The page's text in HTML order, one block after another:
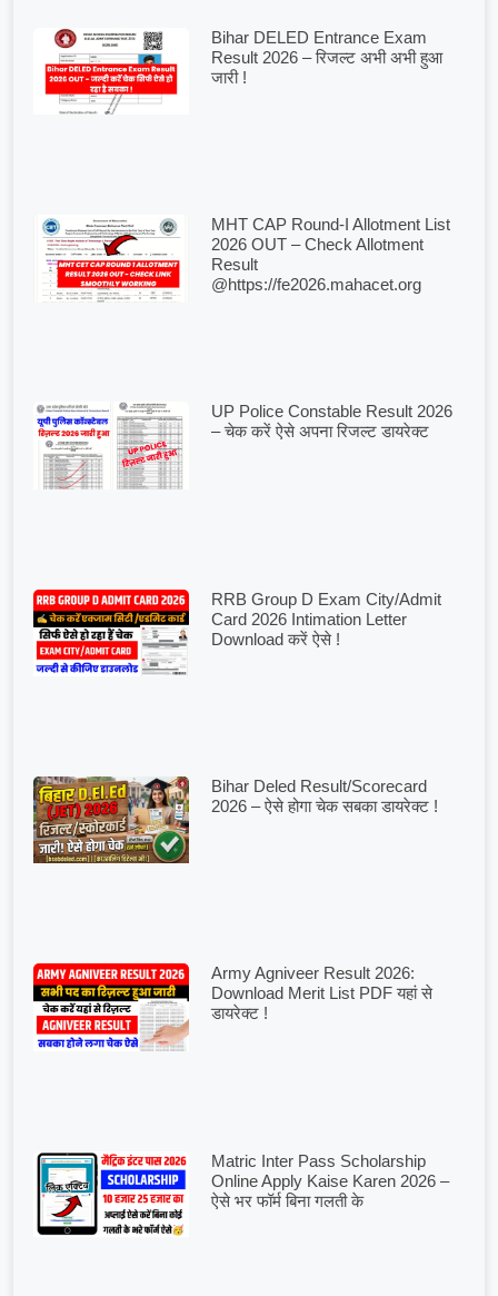
Bihar DELED Entrance Exam
Result 2026 – रिजल्ट अभी अभी हुआ
जारी !
MHT CAP Round-I Allotment List
2026 OUT – Check Allotment
Result
@https://fe2026.mahacet.org
UP Police Constable Result 2026
– चेक करें ऐसे अपना रिजल्ट डायरेक्ट
RRB Group D Exam City/Admit
Card 2026 Intimation Letter
Download करें ऐसे !
Bihar Deled Result/Scorecard
2026 – ऐसे होगा चेक सबका डायरेक्ट !
Army Agniveer Result 2026:
Download Merit List PDF यहां से
डायरेक्ट !
Matric Inter Pass Scholarship
Online Apply Kaise Karen 2026 –
ऐसे भर फॉर्म बिना गलती के